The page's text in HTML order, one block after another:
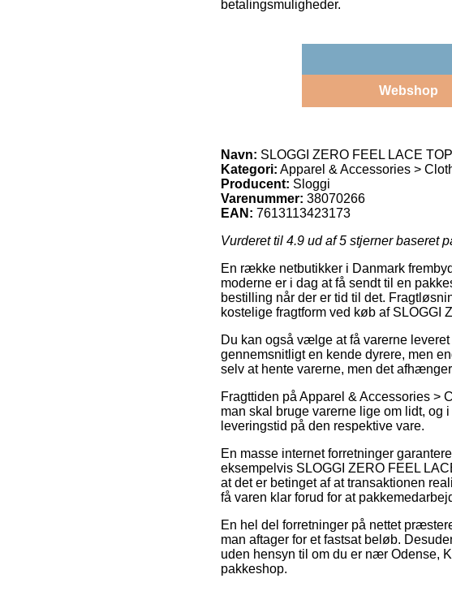
betalingsmuligheder.
Webshop
Navn: SLOGGI ZERO FEEL LACE
Kategori: Apparel & Accessories >
Producent: Sloggi
Varenummer: 38070266
EAN: 7613113423173
Vurderet til 4.9 ud af 5 stjerner baseret
En række netbutikker i Danmark
moderne er i dag at få sendt til en
bestilling når der er tid til det.
kostelige fragtform ved køb af SLOGGI
Du kan også vælge at få varerne
gennemsnitligt en kende dyrere, men
selv at hente varerne, men det
Fragttiden på Apparel & Accessories >
man skal bruge varerne lige om lidt, og
leveringstid på den respektive vare.
En masse internet forretninger
eksempelvis SLOGGI ZERO FEEL
at det er betinget af at transaktionen
få varen klar forud for at
En hel del forretninger på nettet
man aftager for et fastsat beløb.
uden hensyn til om du er nær Odense,
pakkeshop.